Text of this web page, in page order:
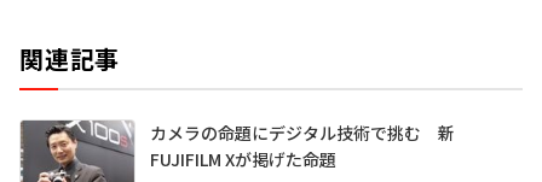
関連記事
カメラの命題にデジタル技術で挑む 新
FUJIFILM Xが掲げた命題